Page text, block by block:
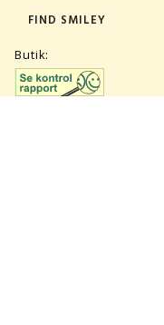
FIND SMILEY
Butik: